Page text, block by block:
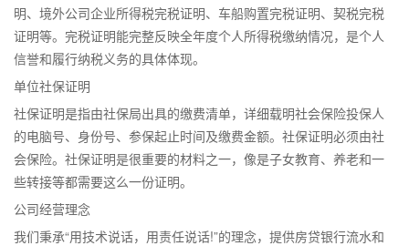
明、境外公司企业所得税完税证明、车船购置完税证明、契税完税
证明等。完税证明能完整反映全年度个人所得税缴纳情况，是个人
信誉和履行纳税义务的具体体现。
单位社保证明
社保证明是指由社保局出具的缴费清单，详细载明社会保险投保人
的电脑号、身份号、参保起止时间及缴费金额。社保证明必须由社
会保险。社保证明是很重要的材料之一，像是子女教育、养老和一
些转接等都需要这么一份证明。
公司经营理念
我们秉承“用技术说话，用责任说话!”的理念，提供房贷银行流水和